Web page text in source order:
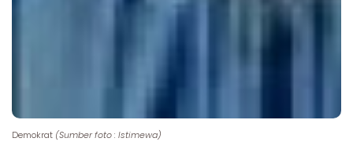
Demokrat (Sumber foto : Istimewa)